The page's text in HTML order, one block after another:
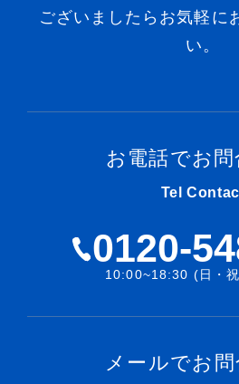
ございましたらお気軽に
い。
お電話でお問
Tel
0120-
10:00~18:30 (日・
メールでお